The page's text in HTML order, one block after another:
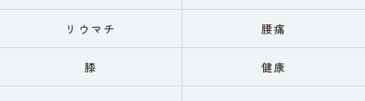
リウマチ 腰痛
膝 健康